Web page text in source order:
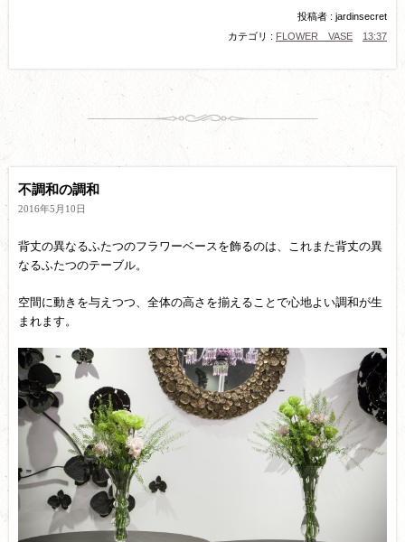
投稿者 : jardinsecret
カテゴリ : FLOWER VASE 13:37
不調和の調和
2016年5月10日
背丈の異なるふたつのフラワーベースを飾るのは、これまた背丈の異
なるふたつのテーブル。
空間に動きを与えつつ、全体の高さを揃えることで心地よい調和が生
まれます。